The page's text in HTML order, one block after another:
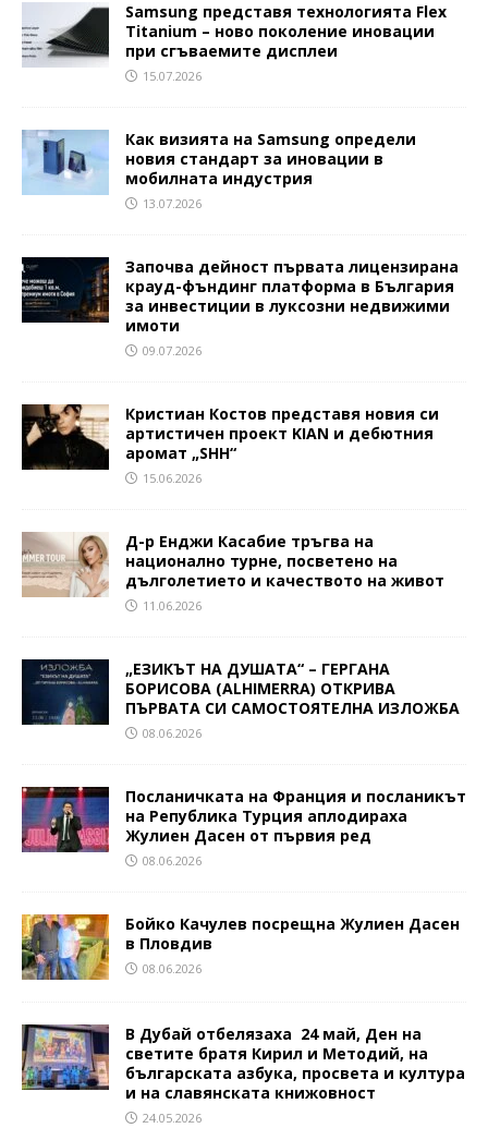
Samsung представя технологията Flex
Titanium – ново поколение иновации
при сгъваемите дисплеи
15.07.2026
Как визията на Samsung определи
новия стандарт за иновации в
мобилната индустрия
13.07.2026
Започва дейност първата лицензирана
крауд-фъндинг платформа в България
за инвестиции в луксозни недвижими
имоти
09.07.2026
Кристиан Костов представя новия си
артистичен проект KIAN и дебютния
аромат „SHH“
15.06.2026
Д-р Енджи Касабие тръгва на
национално турне, посветено на
дълголетието и качеството на живот
11.06.2026
„ЕЗИКЪТ НА ДУШАТА“ – ГЕРГАНА
БОРИСОВА (ALHIMERRA) ОТКРИВА
ПЪРВАТА СИ САМОСТОЯТЕЛНА ИЗЛОЖБА
08.06.2026
Посланичката на Франция и посланикът
на Република Турция аплодираха
Жулиен Дасен от първия ред
08.06.2026
Бойко Качулев посрещна Жулиен Дасен
в Пловдив
08.06.2026
В Дубай отбелязаха 24 май, Ден на
светите братя Кирил и Методий, на
българската азбука, просвета и култура
и на славянската книжовност
24.05.2026